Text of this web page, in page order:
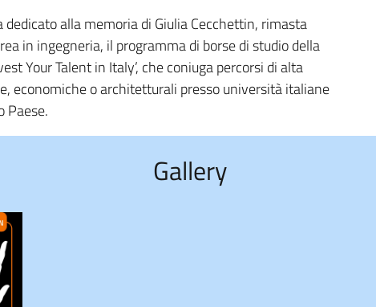
alla memoria di Giulia Cecchettin, rimasta
in ingegneria, il programma di borse di studio della
Your Talent in Italy’, che coniuga percorsi di alta
economiche o architetturali presso università italiane
Paese.
Gallery